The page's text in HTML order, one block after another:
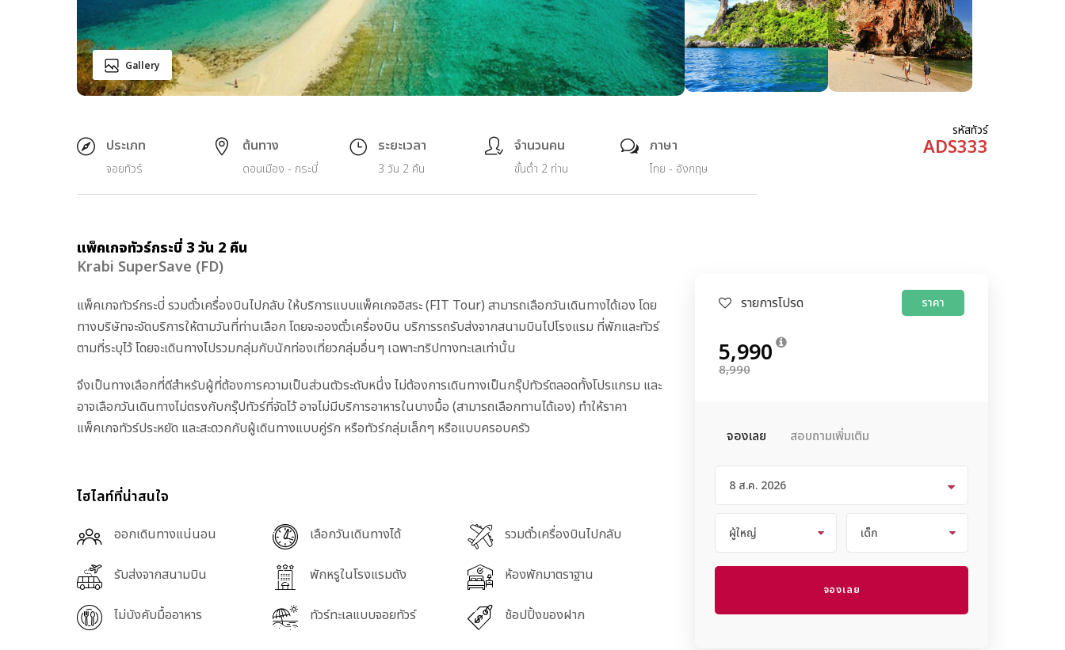
Gallery
ประเภท
จอยทัวร์
ต้นทาง
ดอนเมือง - กระบี่
ระยะเวลา
3 วัน 2 คืน
จำนวนคน
ขั้นต่ำ 2 ท่าน
ภาษา
ไทย - อังกฤษ
รหัสทัวร์
ADS333
แพ็คเกจทัวร์กระบี่ 3 วัน 2 คืน
Krabi SuperSave (FD)
แพ็คเกจทัวร์กระบี่ รวมตั๋วเครื่องบินไปกลับ ให้บริการแบบแพ็คเกจอิสระ (FIT Tour) สามารถเลือกวันเดินทางได้เอง โดย
ทางบริษัทจะจัดบริการให้ตามวันที่ท่านเลือก โดยจะจองตั๋วเครื่องบิน บริการรถรับส่งจากสนามบินไปโรงแรม ที่พักและทัวร์
ตามที่ระบุไว้ โดยจะเดินทางไปรวมกลุ่มกับนักท่องเที่ยวกลุ่มอื่นๆ เฉพาะทริปทางทะเลเท่านั้น
จึงเป็นทางเลือกที่ดีสำหรับผู้ที่ต้องการความเป็นส่วนตัวระดับหนึ่ง ไม่ต้องการเดินทางเป็นกรุ๊ปทัวร์ตลอดทั้งโปรแกรม และ
อาจเลือกวันเดินทางไม่ตรงกับกรุ๊ปทัวร์ที่จัดไว้ อาจไม่มีบริการอาหารในบางมื้อ (สามารถเลือกทานได้เอง) ทำให้ราคา
แพ็คเกจทัวร์ประหยัด และสะดวกกับผู้เดินทางแบบคู่รัก หรือทัวร์กลุ่มเล็กๆ หรือแบบครอบครัว
ไฮไลท์ที่น่าสนใจ
ออกเดินทางแน่นอน เลือกวันเดินทางได้ รวมตั๋วเครื่องบินไปกลับ
รับส่งจากสนามบิน พักหรูในโรงแรมดัง ห้องพักมาตราฐาน
ไม่บังคับมื้ออาหาร ทัวร์ทะเลแบบจอยทัวร์ ช้อปปิ้งของฝาก
รายการโปรด ราคา
8,990
5,990
จองเลย สอบถามเพิ่มเติม